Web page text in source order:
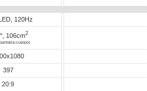
120Hz
106cm2
cuerpo)
397
20:9